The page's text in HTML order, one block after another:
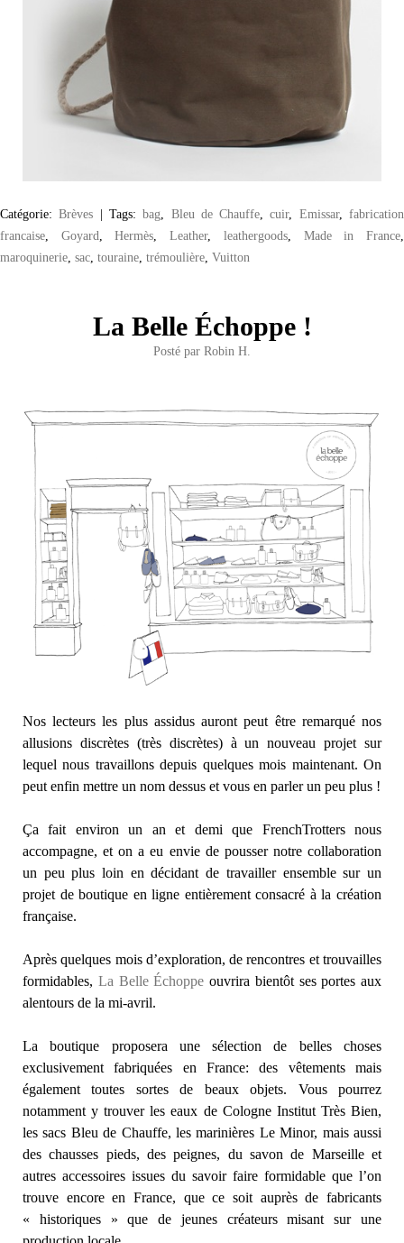
Catégorie:Brèves | Tags:bag Bleu de Chauffe ,cuir, Emissar,fabrication
francaise
Goyard ,Hermès ,Leather, leathergoods, Made in France
maroquinerie sac touraine trémoulière Vuitton
La Belle Échoppe !
Posté par Robin H.
Nos lecteurs les plus assidus auront peut être remarqué nos
allusions discrètes (très discrètes) à un nouveau projet sur
lequel nous travaillons depuis quelques mois maintenant. On
peut enfin mettre un nom dessus et vous en parler un peu plus !
Ça fait environ un an et demi que FrenchTrotters nous
accompagne, et on a eu envie de pousser notre collaboration
un peu plus loin en décidant de travailler ensemble sur un
projet de boutique en ligne entièrement consacré à la création
française.
Après quelques mois d’exploration, de rencontres et trouvailles
formidables, La Belle Échoppe ouvrira bientôt ses portes aux
alentours de la mi-avril.
La boutique proposera une sélection de belles choses
exclusivement fabriquées en France: des vêtements mais
également toutes sortes de beaux objets. Vous pourrez
notamment y trouver les eaux de Cologne Institut Très Bien,
les sacs Bleu de Chauffe, les marinières Le Minor, mais aussi
des chausses pieds, des peignes, du savon de Marseille et
autres accessoires issues du savoir faire formidable que l’on
trouve encore en France, que ce soit auprès de fabricants
« historiques » que de jeunes créateurs misant sur une